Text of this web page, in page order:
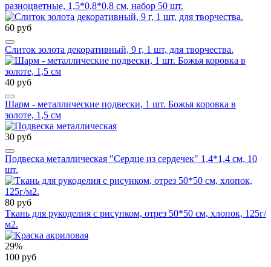
разноцветные, 1,5*0,8*0,8 см, набор 50 шт.
60 руб
Слиток золота декоративный, 9 г, 1 шт, для творчества.
40 руб
Шарм - металлические подвески, 1 шт. Божья коровка в
золоте, 1,5 см
30 руб
Подвеска металлическая "Сердце из сердечек" 1,4*1,4 см, 10
шт.
80 руб
Ткань для рукоделия с рисунком, отрез 50*50 см, хлопок, 125г/
м2.
29%
100 руб